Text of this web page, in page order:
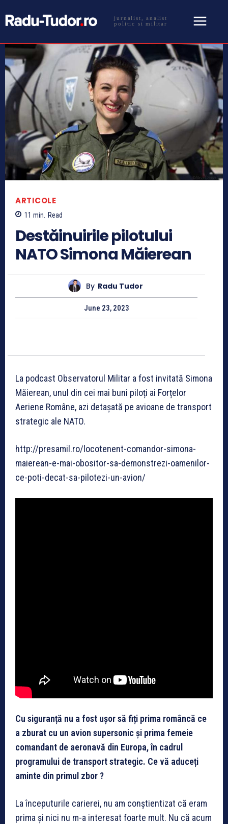
jurnalist, analist
politic si militar
ARTICOLE
11 min. Read
Destăinuirile pilotului
NATO Simona Măierean
By Radu Tudor
June 23, 2023
La podcast Observatorul Militar a fost invitată Simona
Măierean, unul din cei mai buni piloți ai Forțelor
Aeriene Române, azi detașată pe avioane de transport
strategic ale NATO.
http://presamil.ro/locotenent-comandor-simona-
maierean-e-mai-obositor-sa-demonstrezi-oamenilor-
ce-poti-decat-sa-pilotezi-un-avion/
Cu siguranță nu a fost ușor să fiți prima româncă ce
a zburat cu un avion supersonic și prima femeie
comandant de aeronavă din Europa, în cadrul
programului de transport strategic. Ce vă aduceți
aminte din primul zbor ?
La începuturile carierei, nu am conștientizat că eram
prima și nici nu m-a interesat foarte mult. Nu că acum